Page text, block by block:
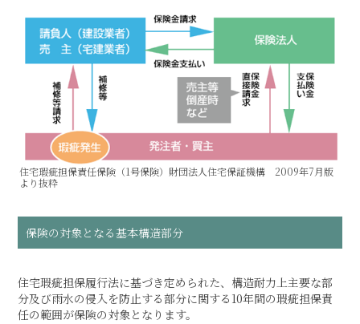
住宅瑕疵担保責任保険（1号保険）財団法人住宅保証機構 2009年7月版
より抜粋
保険の対象となる基本構造部分
住宅瑕疵担保履行法に基づき定められた、構造耐力上主要な部
分及び雨水の侵入を防止する部分に関する10年間の瑕疵担保責
任の範囲が保険の対象となります。